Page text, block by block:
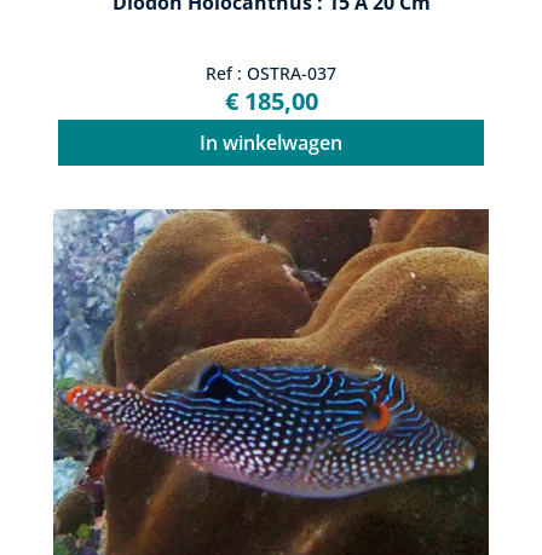
Ref : OSTRA-037
€ 185,00
In winkelwagen